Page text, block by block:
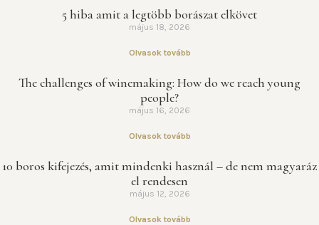
5 hiba amit a legtöbb borászat elkövet
május 18, 2026
Olvasok tovább
The challenges of winemaking: How do we reach young
people?
május 16, 2026
Olvasok tovább
10 boros kifejezés, amit mindenki használ – de nem magyaráz
el rendesen
május 12, 2026
Olvasok tovább